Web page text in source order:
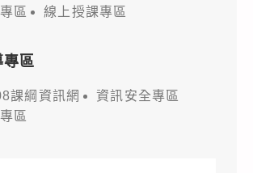
區
線上授課專區
專區
課綱資訊網
資訊安全專區
區